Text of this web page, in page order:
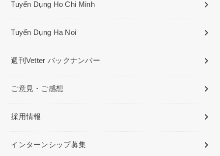
Tuyển Dụng Ho Chi Minh
Tuyển Dụng Ha Noi
週刊Vetter バックナンバー
ご意見・ご感想
採用情報
インターンシップ募集